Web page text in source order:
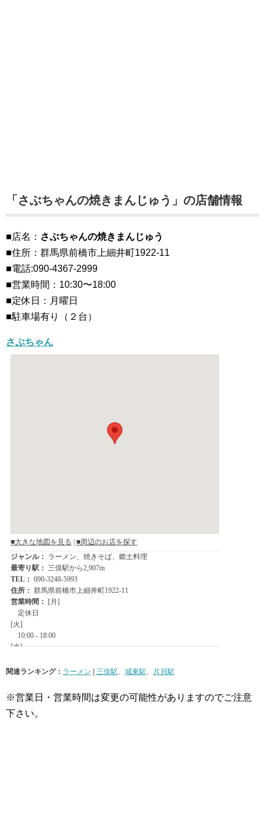
「さぶちゃんの焼きまんじゅう」の店舗情報
■店名： さぶちゃんの焼きまんじゅう
■住所：群馬県前橋市上細井町1922-11
■電話:090-4367-2999
■営業時間：10:30〜18:00
■定休日：月曜日
■駐車場有り（２台）
さぶちゃん
関連ランキング： ラーメン | 三俣駅 城東駅 片貝駅
※営業日・営業時間は変更の可能性がありますのでご注意
下さい。